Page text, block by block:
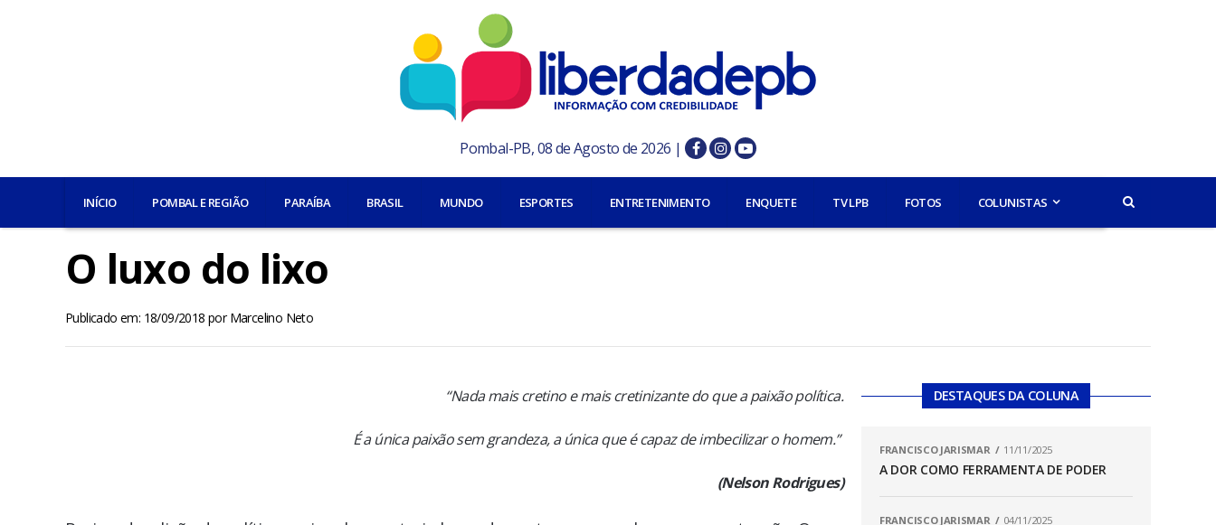
Pombal-PB, 08 de Agosto de 2026 |
INÍCIO POMBAL E REGIÃO PARAÍBA BRASIL MUNDO ESPORTES ENTRETENIMENTO ENQUETE TV LPB FOTOS COLUNISTAS
O luxo do lixo
Publicado em: 18/09/2018 porMarcelino Neto
“Nada mais cretino e mais cretinizante do que a paixão política.
É a única paixão sem grandeza, a única que é capaz de imbecilizar o homem.”
(Nelson Rodrigues)
DESTAQUES DA COLUNA
FRANCISCO JARISMAR 11/11/2025
A DOR COMO FERRAMENTA DE PODER
FRANCISCO JARISMAR 04/11/2025